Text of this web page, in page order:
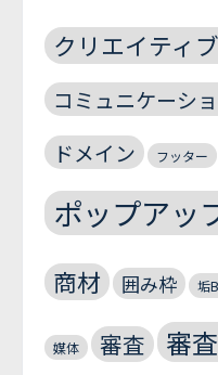
クリエイティ
コミュニケーシ
ドメイン フッター
ポップアッ
商材 囲み枠 垢
媒体 審査 審